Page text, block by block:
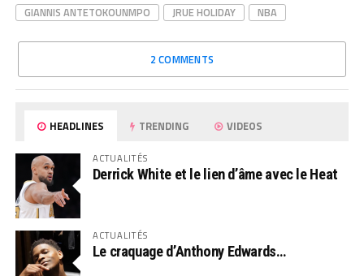
GIANNIS ANTETOKOUNMPO
JRUE HOLIDAY NBA
2 COMMENTS
HEADLINES TRENDING VIDEOS
ACTUALITÉS
Derrick White et le lien d’âme avec le Heat
ACTUALITÉS
Le craquage d’Anthony Edwards…